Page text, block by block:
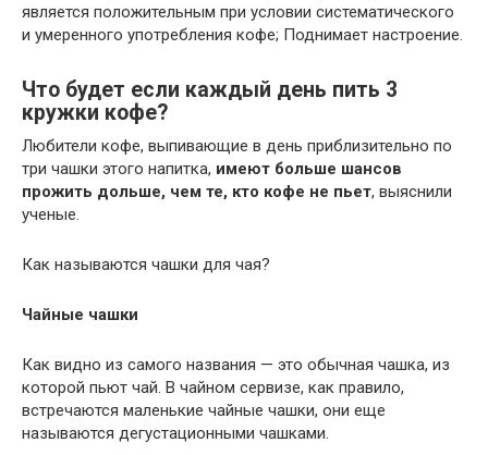
является положительным при условии систематического
и умеренного употребления кофе; Поднимает настроение.
Что будет если каждый день пить 3
кружки кофе?
Любители кофе, выпивающие в день приблизительно по
три чашки этого напитка, имеют больше шансов
прожить дольше, чем те, кто кофе не пьет, выяснили
ученые.
Как называются чашки для чая?
Чайные чашки
Как видно из самого названия — это обычная чашка, из
которой пьют чай. В чайном сервизе, как правило,
встречаются маленькие чайные чашки, они еще
называются дегустационными чашками.